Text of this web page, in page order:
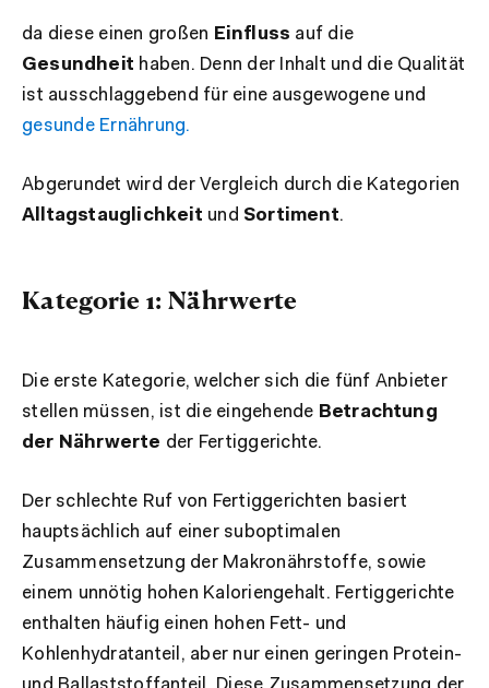
da diese einen großen Einfluss auf die
Gesundheit haben. Denn der Inhalt und die Qualität
ist ausschlaggebend für eine ausgewogene und
gesunde Ernährung.
Abgerundet wird der Vergleich durch die Kategorien
Alltagstauglichkeit und Sortiment.
Kategorie 1: Nährwerte
Die erste Kategorie, welcher sich die fünf Anbieter
stellen müssen, ist die eingehende Betrachtung
der Nährwerte der Fertiggerichte.
Der schlechte Ruf von Fertiggerichten basiert
hauptsächlich auf einer suboptimalen
Zusammensetzung der Makronährstoffe, sowie
einem unnötig hohen Kaloriengehalt. Fertiggerichte
enthalten häufig einen hohen Fett- und
Kohlenhydratanteil, aber nur einen geringen Protein-